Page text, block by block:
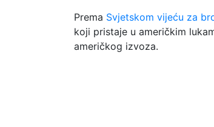
Prema Svjetskom vijeću za
koji pristaje u američkim
američkog izvoza.